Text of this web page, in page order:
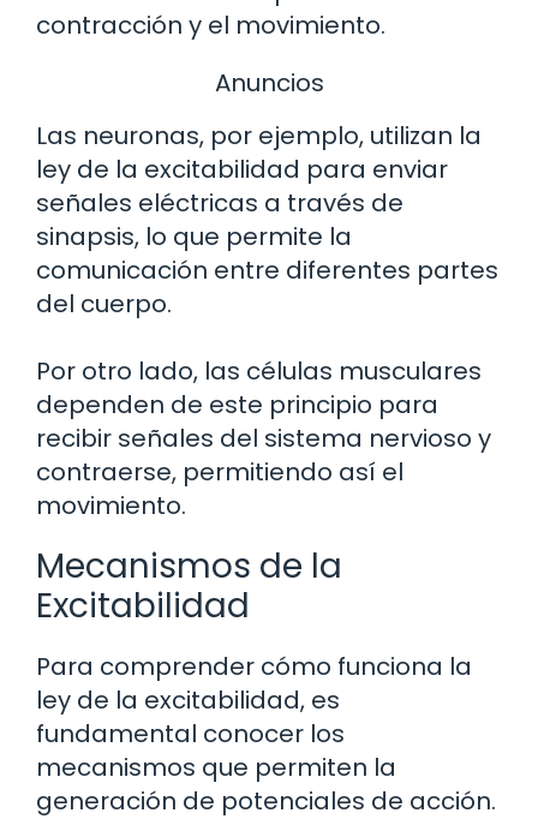
contracción y el movimiento.
Anuncios
Las neuronas, por ejemplo, utilizan la
ley de la excitabilidad para enviar
señales eléctricas a través de
sinapsis, lo que permite la
comunicación entre diferentes partes
del cuerpo.
Por otro lado, las células musculares
dependen de este principio para
recibir señales del sistema nervioso y
contraerse, permitiendo así el
movimiento.
Mecanismos de la
Excitabilidad
Para comprender cómo funciona la
ley de la excitabilidad, es
fundamental conocer los
mecanismos que permiten la
generación de potenciales de acción.